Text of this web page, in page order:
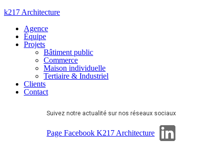
Aller
contenu
k217 Architecture
Agence
Équipe
Projets
Bâtiment public
Commerce
Maison individuelle
Tertiaire & Industriel
Clients
Contact
Suivez notre actualité sur nos réseaux sociaux
Page Facebook K217 Architecture